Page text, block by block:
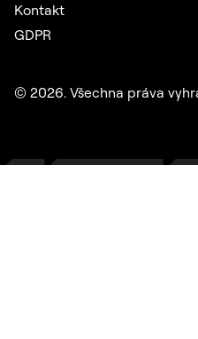
© 2026. Všechna práva
Kontakt
GDPR